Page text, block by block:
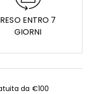
RESO ENTRO 7
GIORNI
da €100